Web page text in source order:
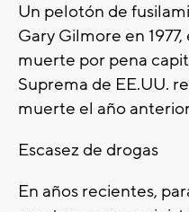
Un pelotón de
Gary Gilmore en
muerte por pena
Suprema de EE.UU.
muerte el año
Escasez de drogas
En años recientes,